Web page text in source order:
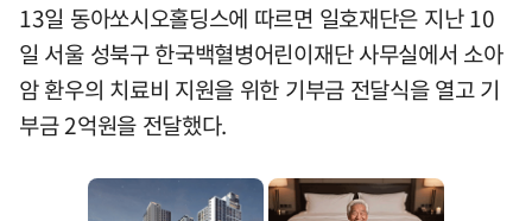
13일 동아쏘시오홀딩스에 따르면 일호재단은 지난 10
일 서울 성북구 한국백혈병어린이재단 사무실에서 소아
암 환우의 치료비 지원을 위한 기부금 전달식을 열고 기
부금 2억원을 전달했다.